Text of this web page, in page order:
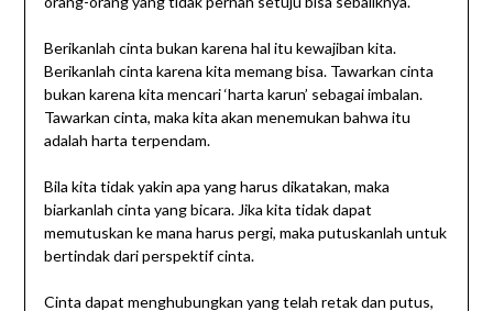
Berikanlah cinta bukan karena hal itu kewajiban kita.
Berikanlah cinta karena kita memang bisa. Tawarkan cinta
bukan karena kita mencari ‘harta karun’ sebagai imbalan.
Tawarkan cinta, maka kita akan menemukan bahwa itu
adalah harta terpendam.
Bila kita tidak yakin apa yang harus dikatakan, maka
biarkanlah cinta yang bicara. Jika kita tidak dapat
memutuskan ke mana harus pergi, maka putuskanlah untuk
bertindak dari perspektif cinta.
Cinta dapat menghubungkan yang telah retak dan putus,